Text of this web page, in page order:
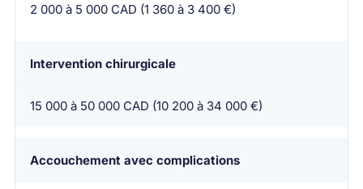
2 000 à 5 000 CAD (1 360 à 3 400 €)
Intervention chirurgicale
15 000 à 50 000 CAD (10 200 à 34 000 €)
Accouchement avec complications